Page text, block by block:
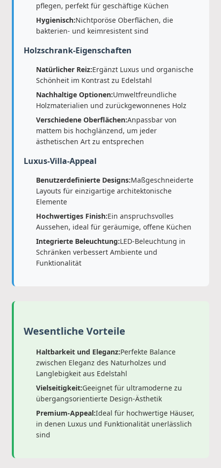
pflegen, perfekt für geschäftige Küchen
Hygienisch:Nichtporöse Oberflächen, die
bakterien- und keimresistent sind
Holzschrank-Eigenschaften
Natürlicher Reiz:Ergänzt Luxus und organische
Schönheit im Kontrast zu Edelstahl
Nachhaltige Optionen:Umweltfreundliche
Holzmaterialien und zurückgewonnenes Holz
Verschiedene Oberflächen:Anpassbar von
mattem bis hochglänzend, um jeder
ästhetischen Art zu entsprechen
Luxus-Villa-Appeal
Benutzerdefinierte Designs:Maßgeschneiderte
Layouts für einzigartige architektonische
Elemente
Hochwertiges Finish:Ein anspruchsvolles
Aussehen, ideal für geräumige, offene Küchen
Integrierte Beleuchtung:LED-Beleuchtung in
Schränken verbessert Ambiente und
Funktionalität
Wesentliche Vorteile
Haltbarkeit und Eleganz:Perfekte Balance
zwischen Eleganz des Naturholzes und
Langlebigkeit aus Edelstahl
Vielseitigkeit:Geeignet für ultramoderne zu
übergangsorientierte Design-Ästhetik
Premium-Appeal:Ideal für hochwertige Häuser,
in denen Luxus und Funktionalität unerlässlich
sind